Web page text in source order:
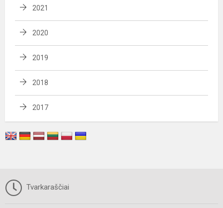
2021
2020
2019
2018
2017
Tvarkaraščiai